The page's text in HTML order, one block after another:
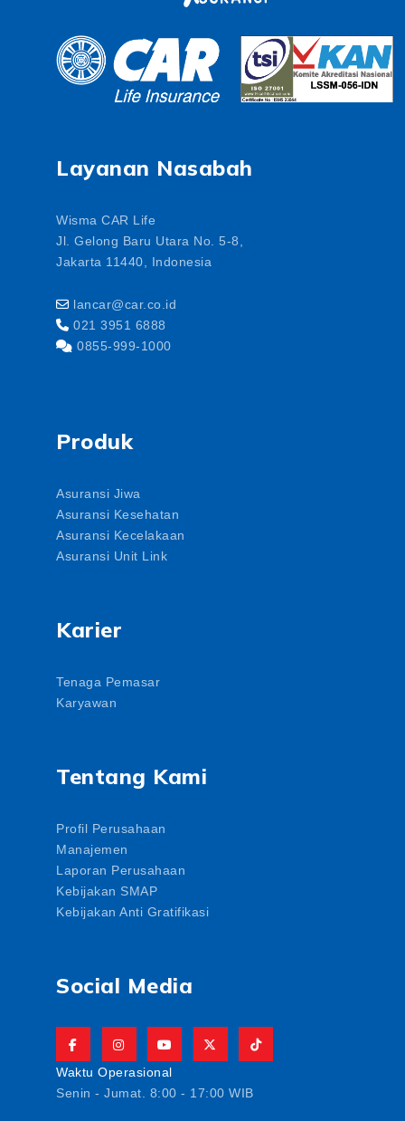
Layanan Nasabah
Wisma CAR Life
Jl. Gelong Baru Utara No. 5-8,
Jakarta 11440, Indonesia
lancar@car.co.id
021 3951 6888
0855-999-1000
Produk
Asuransi Jiwa
Asuransi Kesehatan
Asuransi Kecelakaan
Asuransi Unit Link
Karier
Tenaga Pemasar
Karyawan
Tentang Kami
Profil Perusahaan
Manajemen
Laporan Perusahaan
Kebijakan SMAP
Kebijakan Anti Gratifikasi
Social Media
Waktu Operasional
Senin - Jumat. 8:00 - 17:00 WIB